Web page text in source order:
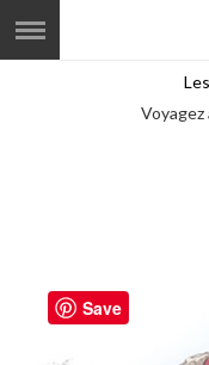
Voyagez
Save